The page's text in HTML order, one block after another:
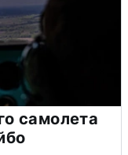
самолета